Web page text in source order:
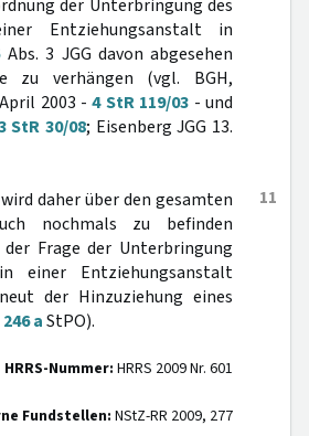
der Unterbringung des
Entziehungsanstalt in
Abs. 3 JGG davon abgesehen
zu verhängen (vgl. BGH,
2003 -4 StR 119/03 - und
StR 30/08; Eisenberg JGG 13.
11
daher über den gesamten
nochmals zu befinden
Frage der Unterbringung
einer Entziehungsanstalt
der Hinzuziehung eines
246 aStPO).
HRRS-Nummer: HRRS 2009 Nr. 601
Fundstellen: NStZ-RR 2009, 277